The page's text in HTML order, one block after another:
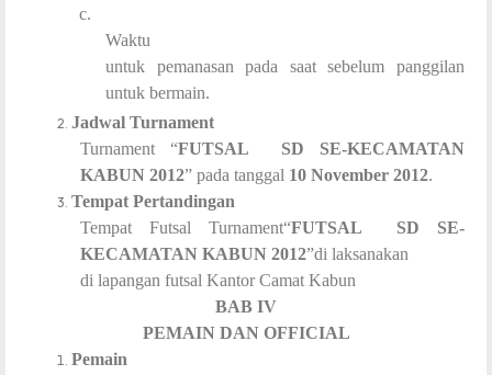
c.
Waktu
untuk pemanasan pada saat sebelum panggilan
untuk bermain.
Jadwal Turnament
Turnament “FUTSAL SD SE-KECAMATAN
KABUN 2012” pada tanggal 10 November 2012.
Tempat Pertandingan
Tempat Futsal Turnament“FUTSAL SD SE-
KECAMATAN KABUN 2012”di laksanakan
di lapangan futsal Kantor Camat Kabun
BAB IV
PEMAIN DAN OFFICIAL
Pemain